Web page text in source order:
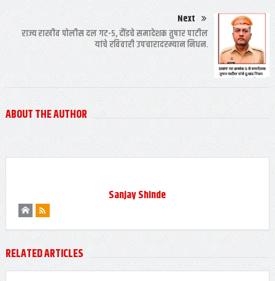
Next
राज्य राखीव पोलीस दल गट-५, दौंडचे समादेशक तुषार पाटील
यांचे रविवारी उपचारादरम्यान निधन.
ABOUT THE AUTHOR
Sanjay Shinde
RELATED ARTICLES